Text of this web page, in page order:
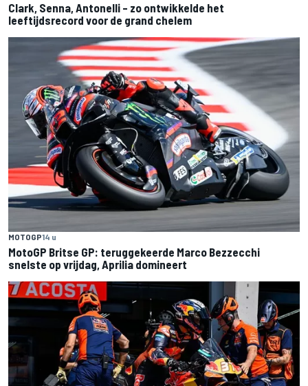
Clark, Senna, Antonelli – zo ontwikkelde het
leeftijdsrecord voor de grand chelem
MOTOGP14 u
MotoGP Britse GP: teruggekeerde Marco Bezzecchi
snelste op vrijdag, Aprilia domineert